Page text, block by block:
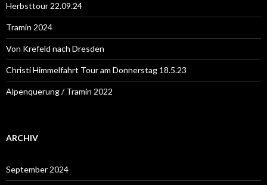
a
c
h
:
Herbsttour 22.09.24
Tramin 2024
Von Krefeld nach Dresden
Christi Himmelfahrt Tour am Donnerstag 18.5.23
Alpenquerung / Tramin 2022
ARCHIV
September 2024